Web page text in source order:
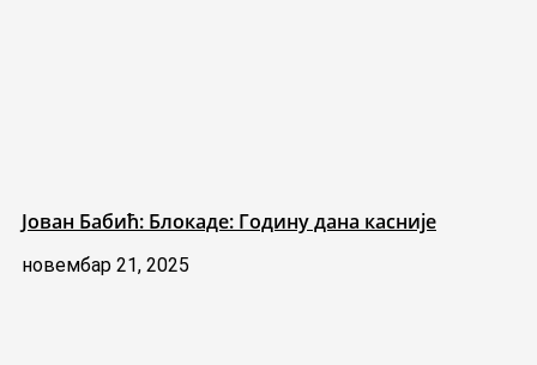
Јован Бабић: Блокаде: Годину дана касније
новембар 21, 2025